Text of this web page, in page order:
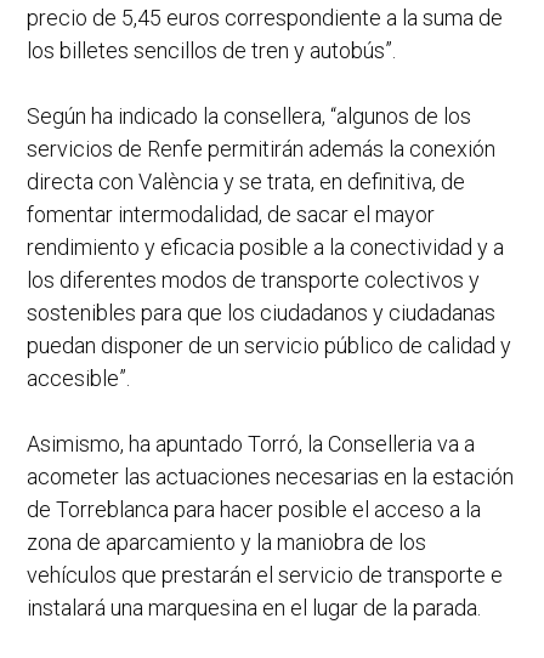
precio de 5,45 euros correspondiente a la suma de
los billetes sencillos de tren y autobús”.
Según ha indicado la consellera, “algunos de los
servicios de Renfe permitirán además la conexión
directa con València y se trata, en definitiva, de
fomentar intermodalidad, de sacar el mayor
rendimiento y eficacia posible a la conectividad y a
los diferentes modos de transporte colectivos y
sostenibles para que los ciudadanos y ciudadanas
puedan disponer de un servicio público de calidad y
accesible”.
Asimismo, ha apuntado Torró, la Conselleria va a
acometer las actuaciones necesarias en la estación
de Torreblanca para hacer posible el acceso a la
zona de aparcamiento y la maniobra de los
vehículos que prestarán el servicio de transporte e
instalará una marquesina en el lugar de la parada.